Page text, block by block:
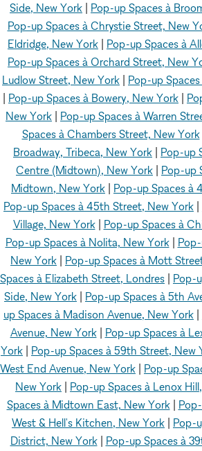
Side, New York
Pop-up Spaces à
Pop-up Spaces à Chrystie Street, New
Eldridge, New York
Pop-up Spaces à
Pop-up Spaces à Orchard Street, New
Ludlow Street, New York
Pop-up
Pop-up Spaces à Bowery, New York
New York
Pop-up Spaces à Warren
Spaces à Chambers Street, New York|
Broadway, Tribeca, New York
Pop-up
Centre (Midtown), New York
Pop-up
Midtown, New York
Pop-up Spaces à
Pop-up Spaces à 45th Street, New York
Village, New York| Pop-up Spaces à
Pop-up Spaces à Nolita, New York|
New York
Pop-up Spaces à Mott
Spaces à Elizabeth Street, Londres
Pop-
Side, New York
Pop-up Spaces à 5th
up Spaces à Madison Avenue, New York
Avenue, New York| Pop-up Spaces à
York
Pop-up Spaces à 59th Street, New
West End Avenue, New York
Pop-up
New York
Pop-up Spaces à Lenox
Spaces à Midtown East, New York|
West & Hell's Kitchen, New York
Pop-
District, New York| Pop-up Spaces à